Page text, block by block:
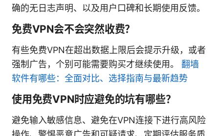
确的无日志声明、以及用户口碑和长期使用反馈。
免费VPN会不会突然收费？
有些免费VPN在超出数据上限后会提示升级，或者
强制广告，个别可能需要购买才继续使用。 翻墙
软件有哪些：全面对比、选择指南与最新趋势
使用免费VPN时应避免的坑有哪些？
避免输入敏感信息、避免在VPN连接下进行高风险